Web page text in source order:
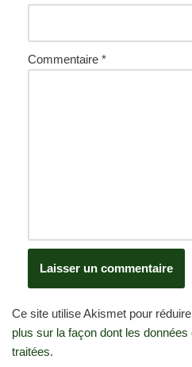
Commentaire *
Ce site utilise Akismet pour
plus sur la façon dont les
traitées.